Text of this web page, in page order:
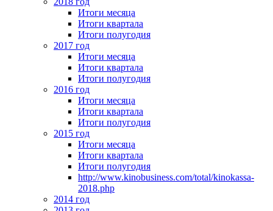
Итоги месяца
Итоги квартала
Итоги полугодия
2017 год
Итоги месяца
Итоги квартала
Итоги полугодия
2016 год
Итоги месяца
Итоги квартала
Итоги полугодия
2015 год
Итоги месяца
Итоги квартала
Итоги полугодия
http://www.kinobusiness.com/total/kinokassa-
2018.php
2014 год